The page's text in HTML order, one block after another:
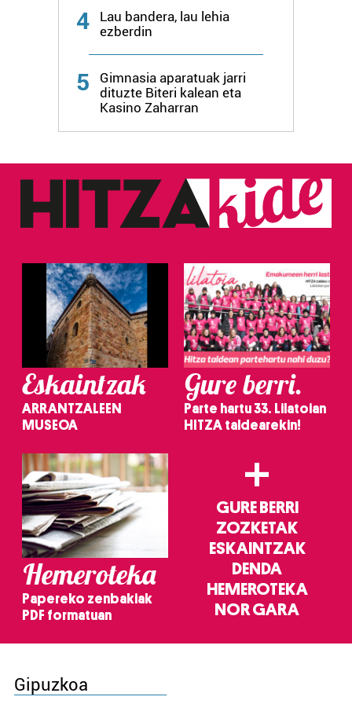
Webgune honek cookie propioak eta hirugarrenen cookie-
fitxategiak erabiltzen ditu. Zure esperientzia eta
zerbitzuak hobetzeko asmoz, cookie teknologiaz
baliatzen gara. Ohar hau onartuz gero, teknologia hori
erabiltzeko baimen esplizitua ematen diguzu.
irakurri
4
Lau bandera, lau lehia
ezberdin
5
Gimnasia aparatuak jarri
dituzte Biteri kalean eta
Kasino Zaharran
Eskaintzak
ARRANTZALEEN
MUSEOA
Gure berri.
Parte hartu 33. Lilatoian
HITZA taldearekin!
Hemeroteka
Papereko zenbakiak
PDF formatuan
+
GURE BERRI
ZOZKETAK
ESKAINTZAK
DENDA
HEMEROTEKA
NOR GARA
Gipuzkoa